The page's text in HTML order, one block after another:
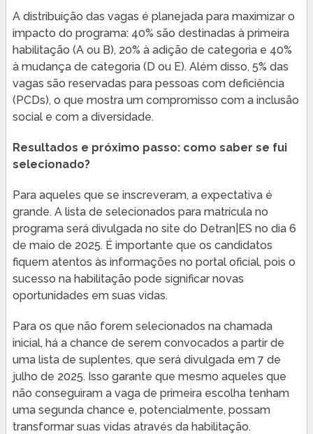
A distribuição das vagas é planejada para maximizar o
impacto do programa: 40% são destinadas à primeira
habilitação (A ou B), 20% à adição de categoria e 40%
à mudança de categoria (D ou E). Além disso, 5% das
vagas são reservadas para pessoas com deficiência
(PCDs), o que mostra um compromisso com a inclusão
social e com a diversidade.
Resultados e próximo passo: como saber se fui
selecionado?
Para aqueles que se inscreveram, a expectativa é
grande. A lista de selecionados para matrícula no
programa será divulgada no site do Detran|ES no dia 6
de maio de 2025. É importante que os candidatos
fiquem atentos às informações no portal oficial, pois o
sucesso na habilitação pode significar novas
oportunidades em suas vidas.
Para os que não forem selecionados na chamada
inicial, há a chance de serem convocados a partir de
uma lista de suplentes, que será divulgada em 7 de
julho de 2025. Isso garante que mesmo aqueles que
não conseguiram a vaga de primeira escolha tenham
uma segunda chance e, potencialmente, possam
transformar suas vidas através da habilitação.